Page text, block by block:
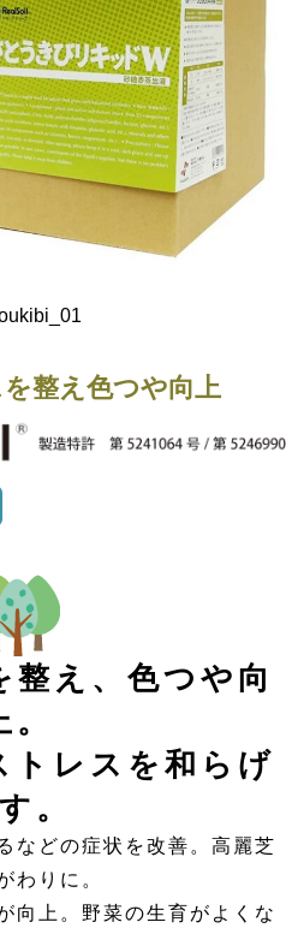
整え色つや向上
整え、色つや向
。
トレスを和らげ
。
などの症状を改善。高麗芝
わりに。
向上。野菜の生育がよくな